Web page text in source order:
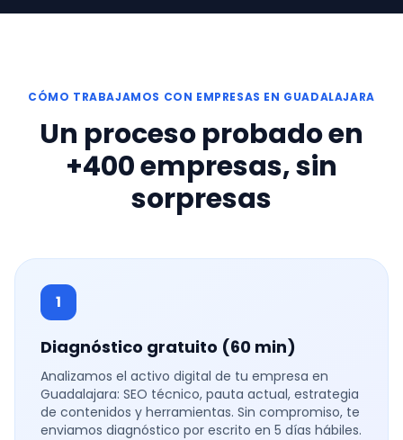
CÓMO TRABAJAMOS CON EMPRESAS EN GUADALAJARA
Un proceso probado en
+400 empresas, sin
sorpresas
1
Diagnóstico gratuito (60 min)
Analizamos el activo digital de tu empresa en
Guadalajara: SEO técnico, pauta actual, estrategia
de contenidos y herramientas. Sin compromiso, te
enviamos diagnóstico por escrito en 5 días hábiles.